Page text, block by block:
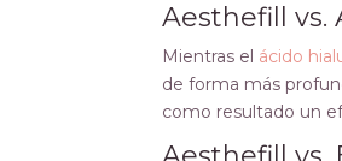
Aesthefill vs.
Mientras el ácido
de forma más
como resultado un